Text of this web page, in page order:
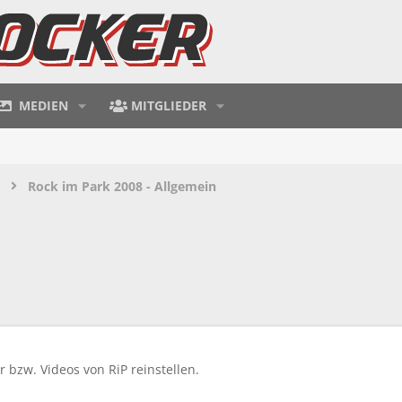
MEDIEN MITGLIEDER
Rock im Park 2008 - Allgemein
bzw. Videos von RiP reinstellen.